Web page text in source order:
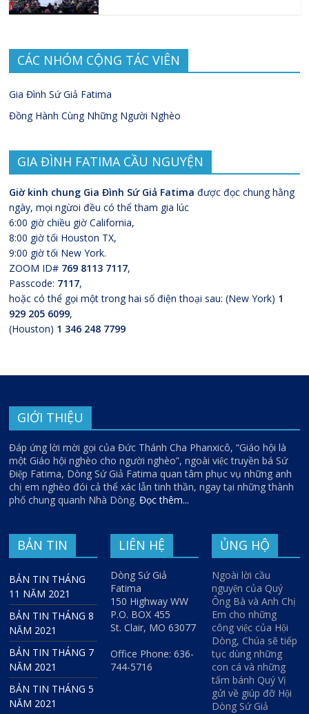
CÁC NHÓM CỘNG TÁC VIÊN
Gia Đình Sứ Giả Fatima
Đồng Hành Cùng Những Người Nghèo
GIA ĐÌNH FATIMA CẦU NGUYỆN
Giờ kinh chung Gia Đình Sứ Giả Fatima được đọc chung hằng
ngày, mọi ngừoi đều có thể tham gia lúc
6:00 giờ chiều giờ California,
8:00 giờ tối Houston TX,
9:00 giờ tối New York.
ZOOM ID# 769 8113 7117,
Passcode: 7117,
hoặc có thể gọi một trong hai số điện thoại sau: (New York) 1
929 205 6099,
(Houston) 1 346 248 7799
GIỚI THIỆU
Đáp ứng lời mời gọi của Đức Thánh Cha Phanxicô, “Giáo hội là
một Giáo hội nghèo cho người nghèo”, ngoài việc truyền bá Sứ
Điệp Fatima, Dòng Sứ Giả Fatima quan tâm phục vụ những anh
chị em nghèo đói cả thể xác lẫn tinh thần, ngay tại những thành
phố chung quanh Nhà Dòng.Đọc thêm...
BẢN TIN
BẢN TIN THÁNG
11 NĂM 2021
BẢN TIN THÁNG 8
NĂM 2021
BẢN TIN THÁNG 7
NĂM 2021
BẢN TIN THÁNG 5
NĂM 2021
LIÊN HỆ
Dòng Sứ Giả
Fatima
150 Highway WW
P.O. BOX 455
St. Clair, MO 63077
Office Phone: 636-
744-5716
ỦNG HỘ
Ngoài lời cầu
nguyện của Quý
Ông Bà và Anh Chị
Em cho những
công việc của Hội
Dòng, Chúa sẽ tiếp
tục dùng những
con cá và những
tấm bánh Quý Vị
gửi về giúp đỡ Hội
Dòng Sứ Giả